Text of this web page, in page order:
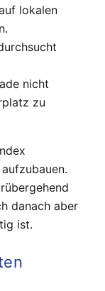
lokalen
nicht
zu
danach aber
ist.